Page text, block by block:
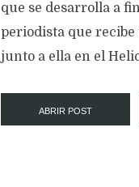
que se desarrolla a
periodista que
junto a ella en el
ABRIR POST